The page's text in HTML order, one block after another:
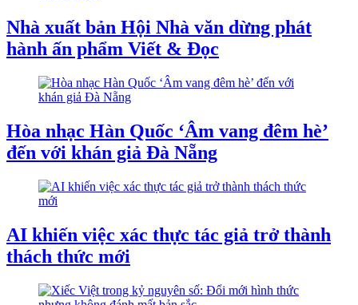
Nhà xuất bản Hội Nhà văn dừng phát
hành ấn phẩm Viết & Đọc
Hòa nhạc Hàn Quốc ‘Âm vang đêm hè’
đến với khán giả Đà Nẵng
AI khiến việc xác thực tác giả trở thành
thách thức mới